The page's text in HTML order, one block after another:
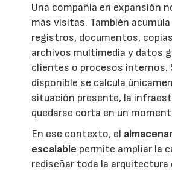
Una compañía en expansión
más visitas. También
registros, documentos,
archivos multimedia y datos
clientes o procesos internos.
disponible se calcula
situación presente, la
quedarse corta en un
En ese contexto, el
escalable permite ampliar la
rediseñar toda la arquitectura